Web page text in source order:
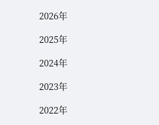
2026年
2025年
2024年
2023年
2022年